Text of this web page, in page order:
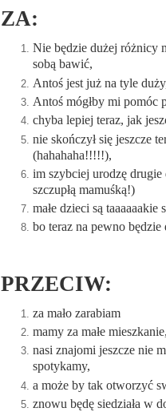
ZA:
Nie będzie dużej różnicy
sobą bawić,
Antoś jest już na tyle
Antoś mógłby mi pomóc
chyba lepiej teraz, jak
nie skończył się jeszcze
(hahahaha!!!!!),
im szybciej urodzę drugie
szczupłą mamuśką!)
małe dzieci są taaaaaakie
bo teraz na pewno
PRZECIW:
za mało zarabiam
mamy za małe
nasi znajomi jeszcze nie
spotykamy,
a może by tak otworzyć
znowu będę siedziała w